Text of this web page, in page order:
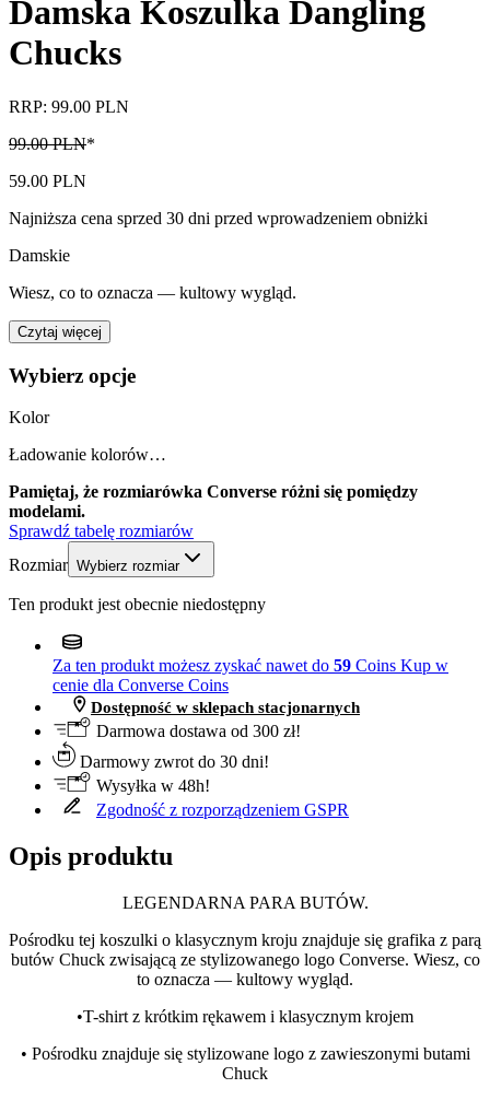
Damska Koszulka Dangling
Chucks
RRP: 99.00 PLN
99.00 PLN*
59.00 PLN
Najniższa cena sprzed 30 dni przed wprowadzeniem obniżki
Damskie
Wiesz, co to oznacza — kultowy wygląd.
Czytaj więcej
Wybierz opcje
Kolor
Ładowanie kolorów…
Pamiętaj, że rozmiarówka Converse różni się pomiędzy
modelami.
Sprawdź tabelę rozmiarów
Rozmiar Wybierz rozmiar
Ten produkt jest obecnie niedostępny
Za ten produkt możesz zyskać nawet do 59 Coins Kup w
cenie dla Converse Coins
Dostępność w sklepach stacjonarnych
Darmowa dostawa od 300 zł!
Darmowy zwrot do 30 dni!
Wysyłka w 48h!
Zgodność z rozporządzeniem GSPR
Opis produktu
LEGENDARNA PARA BUTÓW.
Pośrodku tej koszulki o klasycznym kroju znajduje się grafika z parą
butów Chuck zwisającą ze stylizowanego logo Converse. Wiesz, co
to oznacza — kultowy wygląd.
•T-shirt z krótkim rękawem i klasycznym krojem
• Pośrodku znajduje się stylizowane logo z zawieszonymi butami
Chuck